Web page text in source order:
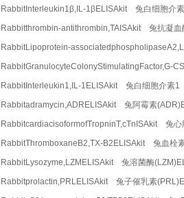
RabbitInterleukin1β,IL-1βELISAkit 兔白细胞介
Rabbitthrombin-antithrombin,TAISAkit 兔抗凝血
RabbitLipoprotein-
RabbitGranulocyteColonyStimulatingFactor,G-
RabbitInterleukin1,IL-1ELISAkit 兔白细胞介素1
Rabbitadramycin,ADRELISAkit 兔阿霉素
RabbitcardiacisoformofTropninT,cTnISAkit 兔心
RabbitThromboxaneB2,TX-B2ELISAkit 兔血栓
RabbitLysozyme,LZMELISAkit 兔溶菌酶
Rabbitprolactin,PRLELISAkit 兔子催乳素